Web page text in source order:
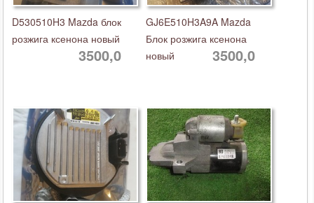
D530510H3 Mazda блок
розжига ксенона новый
3500,0
GJ6E510H3A9A Mazda
Блок розжига ксенона
новый
3500,0